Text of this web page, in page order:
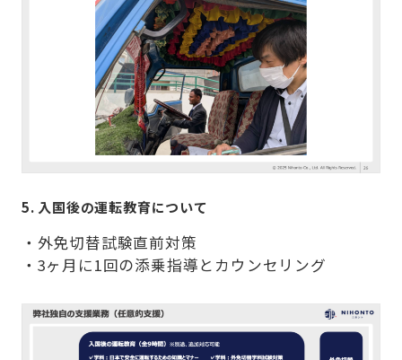
5. 入国後の運転教育について
・外免切替試験直前対策
・3ヶ月に1回の添乗指導とカウンセリング